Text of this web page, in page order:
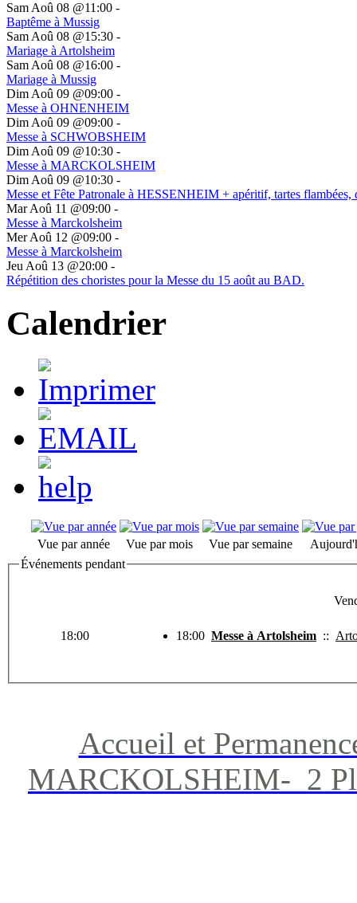
Sam Aoû 08 @11:00 -
Baptême à Mussig
Sam Aoû 08 @15:30 -
Mariage à Artolsheim
Sam Aoû 08 @16:00 -
Mariage à Mussig
Dim Aoû 09 @09:00 -
Messe à OHNENHEIM
Dim Aoû 09 @09:00 -
Messe à SCHWOBSHEIM
Dim Aoû 09 @10:30 -
Messe à MARCKOLSHEIM
Dim Aoû 09 @10:30 -
Messe et Fête Patronale à HESSENHEIM + apéritif, tartes flambées,
Mar Aoû 11 @09:00 -
Messe à Marckolsheim
Mer Aoû 12 @09:00 -
Messe à Marckolsheim
Jeu Aoû 13 @20:00 -
Répétition des choristes pour la Messe du 15 août au BAD.
Calendrier
Vue par année Vue par mois Vue par semaine
Événements pendant
18:00 18:00 Messe à Artolsheim ::
Accueil et
MARCKOLSHEIM- 2